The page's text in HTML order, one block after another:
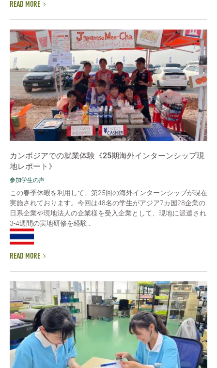
READ MORE
カンボジアでの就業体験《25期海外インターンシップ現
地レポート》
参加学生の声
この春季休暇を利用して、第25回の海外インターンシップが現在
実施されております。今回は48名の学生がアジア7カ国28企業の
日系企業や現地法人の企業様を受入企業として、現地に派遣され
3-4週間の実地研修を経験...
READ MORE